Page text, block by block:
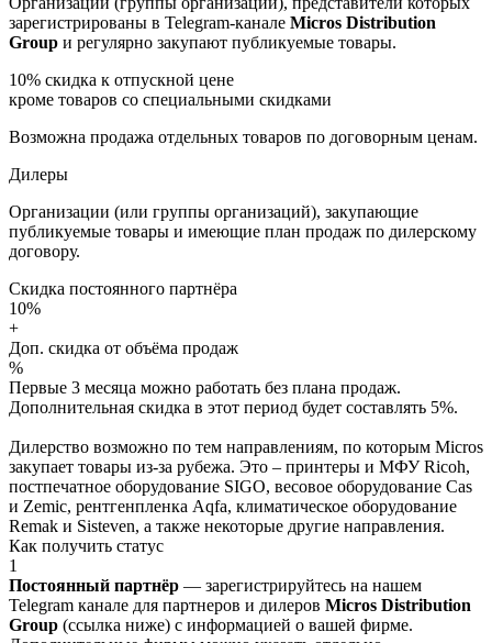
зарегистрированы в Telegram-канале Micros Distribution
Group и регулярно закупают публикуемые товары.
10% скидка к отпускной цене
кроме товаров со специальными скидками
Возможна продажа отдельных товаров по договорным ценам.
Дилеры
Организации (или группы организаций), закупающие
публикуемые товары и имеющие план продаж по дилерскому
договору.
Скидка постоянного партнёра
10%
+
Доп. скидка от объёма продаж
%
Первые 3 месяца можно работать без плана продаж.
Дополнительная скидка в этот период будет составлять 5%.
Дилерство возможно по тем направлениям, по которым Micros
закупает товары из-за рубежа. Это – принтеры и МФУ Ricoh,
постпечатное оборудование SIGO, весовое оборудование Cas
и Zemic, рентгенпленка Aqfa, климатическое оборудование
Remak и Sisteven, а также некоторые другие направления.
Как получить статус
1
Постоянный партнёр — зарегистрируйтесь на нашем
Telegram канале для партнеров и дилеров Micros Distribution
Group (ссылка ниже) с информацией о вашей фирме.